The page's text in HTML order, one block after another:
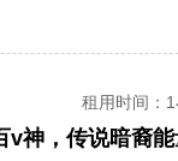
租用时间 ：